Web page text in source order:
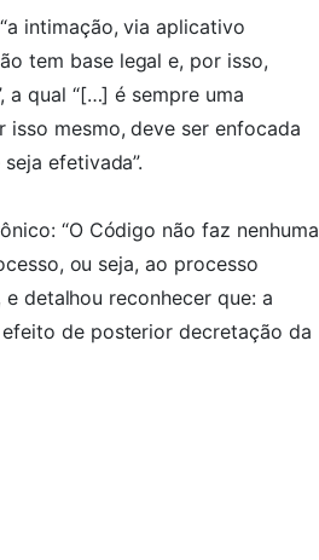
intimação, via aplicativo
tem base legal e, por isso,
a qual “[…] é sempre uma
mesmo, deve ser enfocada
efetivada”.
“O Código não faz nenhuma
ou seja, ao processo
detalhou reconhecer que: a
de posterior decretação da